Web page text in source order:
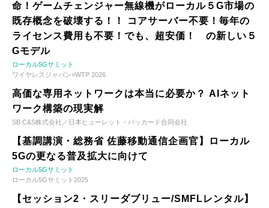
命！ゲームチェンジャー無線機がローカル５G市場の
既存概念を破壊する！！ コアサーバー不要！毎年の
ライセンス費用も不要！でも、超安価！ の新しい５
Gモデル
ローカル5Gサミット
ワイヤレスジャパン×WTP 2026
高価な専用ネットワークは本当に必要か？ AIネット
ワーク構築の現実解
SB C&S株式会社／日本ヒューレット・パッカード合同会社
【基調講演・総務省 佐藤移動通信企画官】ローカル
5Gの更なる普及拡大に向けて
ローカル5Gサミット
ローカル5Gサミット2025
【セッション2・スリーダブリュー/SMFLレンタル】